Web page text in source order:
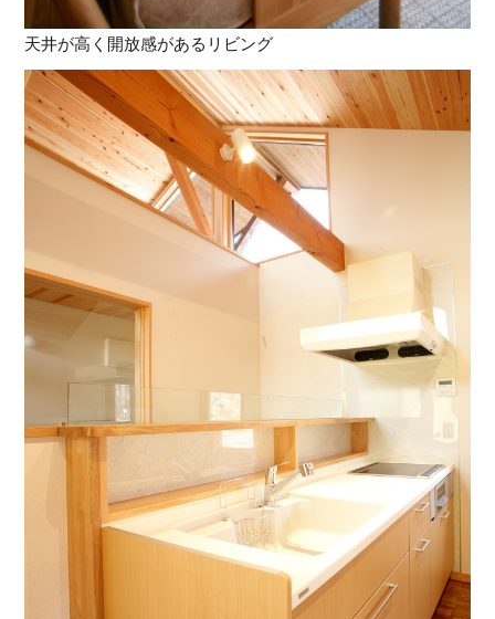
天井が高く開放感があるリビング